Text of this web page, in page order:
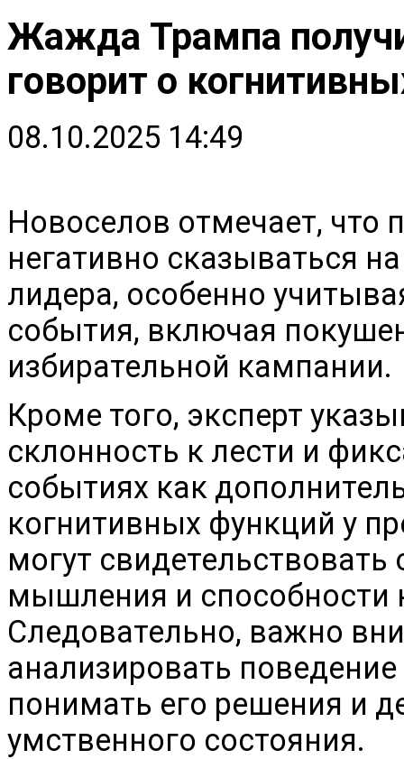
Жажда Трампа
говорит о
08.10.2025 14:49
Новоселов отмечает, что
негативно сказываться
лидера, особенно
события, включая
избирательной кампании.
Кроме того, эксперт
склонность к лести и
событиях как
когнитивных функций у
могут
мышления и способности
Следовательно, важно
анализировать
понимать его решения и
умственного состояния.